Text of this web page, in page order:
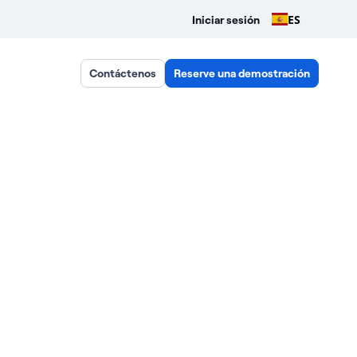
Iniciar sesión ES
Contáctenos Reserve una demostración